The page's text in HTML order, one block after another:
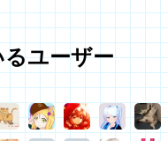
ユーザー